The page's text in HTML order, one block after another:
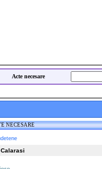
Acte necesare
NECESARE